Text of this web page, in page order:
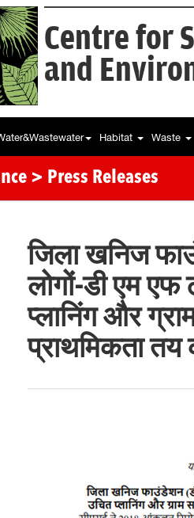
Centre for
and
Habitat Waste
> Press Releases
जिला खनिज
लोगों-डी एम एफ
प्लानिंग और
प्राथमिकता